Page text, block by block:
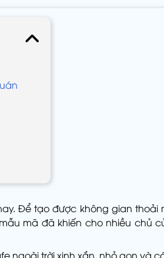
Để tạo được không gian thoải
mã đã khiến cho nhiều chủ
ngoài trời xinh xắn, nhỏ gọn và